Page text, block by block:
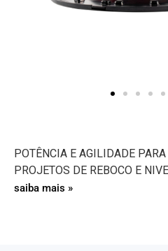
POTÊNCIA E AGILIDADE PARA
PROJETOS DE REBOCO E
saiba mais »